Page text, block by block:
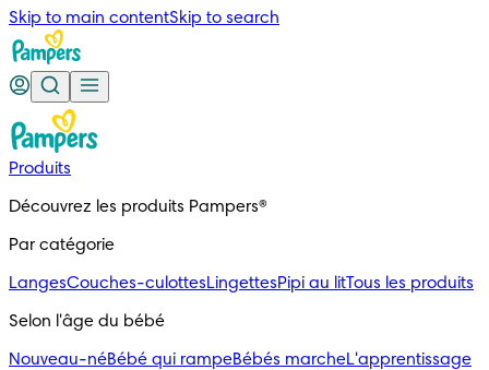
Skip to main contentSkip to search
Produits
Découvrez les produits Pampers®
Par catégorie
LangesCouches-culottesLingettesPipi au litTous les produits
Selon l'âge du bébé
Nouveau-néBébé qui rampeBébés marcheL'apprentissage